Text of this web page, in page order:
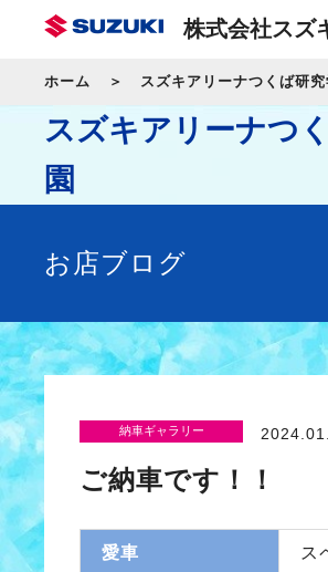
株式会社スズ
ホーム スズキアリーナつくば研究
スズキアリーナつ
園
お店ブログ
納車ギャラリー
ご納車です！！
愛車 ス